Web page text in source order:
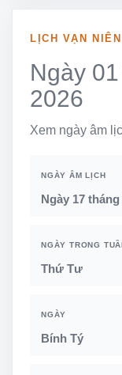
LỊCH VẠN NIÊN
Ngày
2026
Xem ngày âm
NGÀY ÂM LỊCH
Ngày 17
NGÀY TRONG
Thứ Tư
NGÀY
Bính Tý